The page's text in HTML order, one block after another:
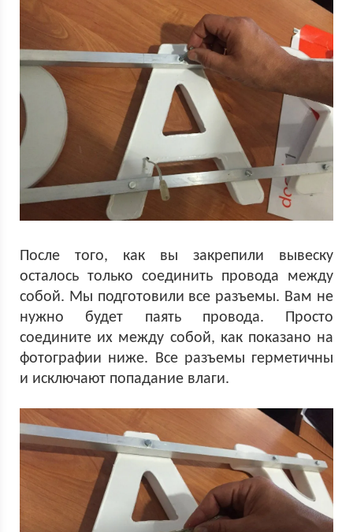
После того, как вы закрепили вывеску
осталось только соединить провода между
собой. Мы подготовили все разъемы. Вам не
нужно будет паять провода. Просто
соедините их между собой, как показано на
фотографии ниже. Все разъемы герметичны
и исключают попадание влаги.